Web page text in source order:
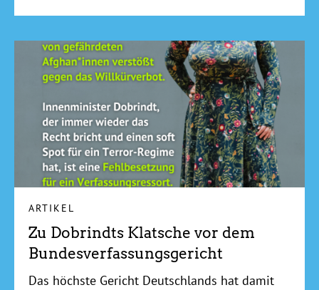
ARTIKEL
Zu Dobrindts Klatsche vor dem
Bundesverfassungsgericht
Das höchste Gericht Deutschlands hat damit